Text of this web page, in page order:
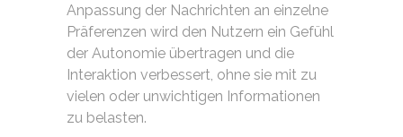
Anpassung der Nachrichten an einzelne
Präferenzen wird den Nutzern ein Gefühl
der Autonomie übertragen und die
Interaktion verbessert, ohne sie mit zu
vielen oder unwichtigen Informationen
zu belasten.